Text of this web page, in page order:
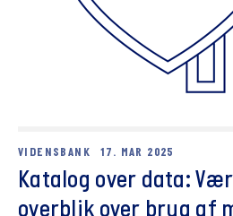
VIDENSBANK 17. MAR 2025
Katalog over data:
overblik over brug af